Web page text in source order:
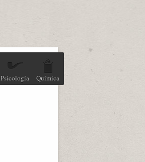
Psicología Química